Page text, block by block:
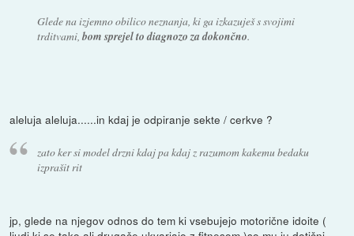
Glede na izjemno obilico neznanja, ki ga izkazuješ s svojimi
trditvami, bom sprejel to diagnozo za dokončno.
aleluja aleluja......in kdaj je odpiranje sekte / cerkve ?
zato ker si model drzni kdaj pa kdaj z razumom kakemu bedaku
izprašit rit
jp, glede na njegov odnos do tem ki vsebujejo motorične idoite (